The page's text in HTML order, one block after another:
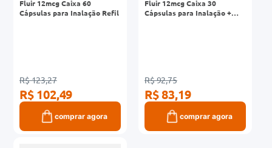
Fluir 12mcg Caixa 60
Cápsulas para Inalação Refil
R$ 123,27
R$ 102,49
comprar agora
Fluir 12mcg Caixa 30
Cápsulas para Inalação +
R$ 92,75
R$ 83,19
comprar agora